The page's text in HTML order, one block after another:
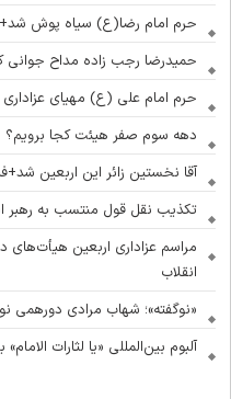
حرم امام رضا(ع) سیاه پوش
حمیدرضا رجب زاده مداح
حرم امام علی (ع) مهیای
دهه سوم صفر هیئت کجا برویم؟
آقا نخستین زائر این اربعین
تکذیب نقل قول منتسب به رهبر
مراسم عزاداری اربعین
انقلاب
«نوگفته»؛ شهاب مرادی دورهمی
آلبوم بین‌المللی «یا لثارات